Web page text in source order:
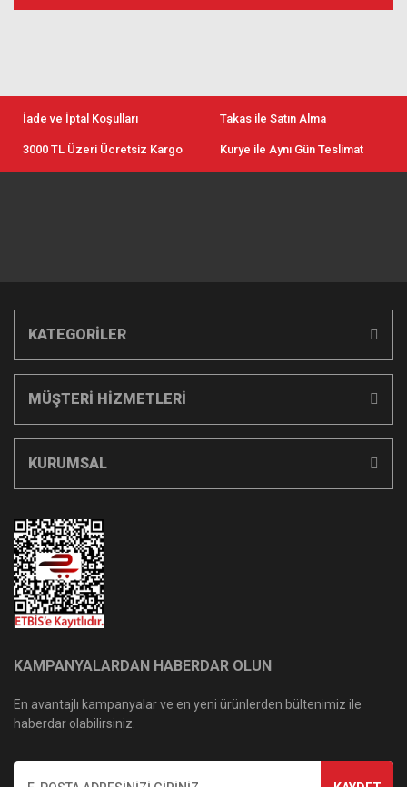
İade ve İptal Koşulları Takas ile Satın Alma
3000 TL Üzeri Ücretsiz Kargo Kurye ile Aynı Gün Teslimat
KATEGORİLER
MÜŞTERİ HİZMETLERİ
KURUMSAL
KAMPANYALARDAN HABERDAR OLUN
En avantajlı kampanyalar ve en yeni ürünlerden bültenimiz ile
haberdar olabilirsiniz.